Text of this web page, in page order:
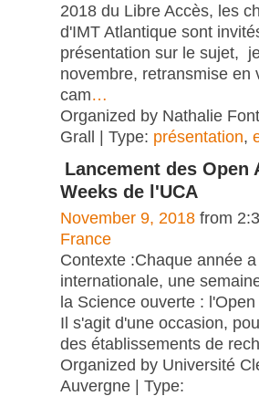
2018 du Libre Accès, les
d'IMT Atlantique sont
présentation sur le sujet,
novembre, retransmise en
cam…
Organized by Nathalie
Grall | Type: présentation,
Lancement des Open
Weeks de l'UCA
November 9, 2018 from
France
Contexte :Chaque année
internationale, une
la Science ouverte :
Il s'agit d'une occasion,
des établissements de
Organized by Université
Auvergne | Type: